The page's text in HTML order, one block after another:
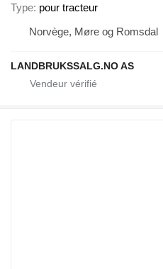
Type pour tracteur
Norvège, Møre og Romsdal
LANDBRUKSSALG.NO AS